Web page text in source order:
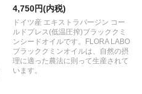
4,750円(内税)
ドイツ産 エキストラバージン コー
ルドプレス(低温圧搾)ブラッククミ
ンシードオイルです。FLORA LABO
ブラッククミンオイルは、自然の摂
理に適った農法に則って生産されて
います。